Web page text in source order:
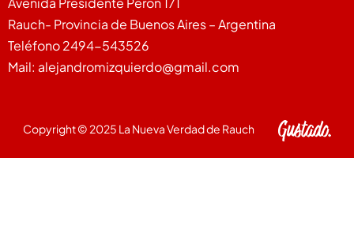
Rauch- Provincia de Buenos Aires – Argentina
Teléfono 2494-543526
Mail: alejandromizquierdo@gmail.com
Copyright © 2025 La Nueva Verdad de Rauch